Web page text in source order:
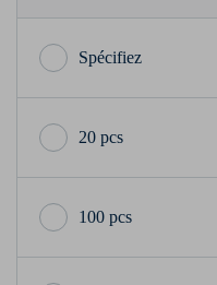
20 pcs
100 pcs